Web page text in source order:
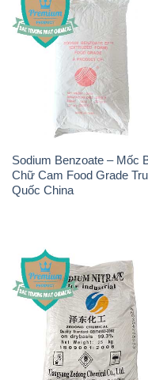
Sodium Benzoate – Mốc
Chữ Cam Food Grade
Quốc China